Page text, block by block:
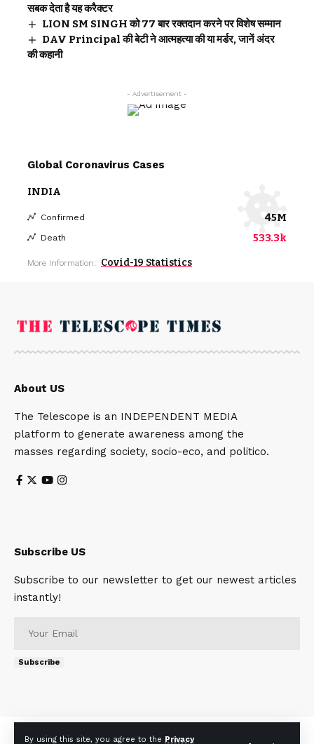
By using this site, you agree to the Privacy
सबक देता है यह करैक्टर
LION SM SINGH को 77 बार रक्तदान करने पर विशेष सम्मान
DAV Principal की बेटी ने आत्महत्या की या मर्डर, जानें अंदर
की कहानी
- Advertisement -
Global Coronavirus Cases
INDIA
Confirmed 45M
Death 533.3k
More Information: Covid-19 Statistics
About US
The Telescope is an INDEPENDENT MEDIA
platform to generate awareness among the
masses regarding society, socio-eco, and politico.
Subscribe US
Subscribe to our newsletter to get our newest articles
instantly!
Subscribe
About Contact Us Privacy Policy